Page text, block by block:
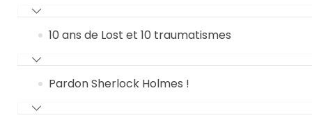
10 ans de Lost et 10 traumatismes
Pardon Sherlock Holmes !